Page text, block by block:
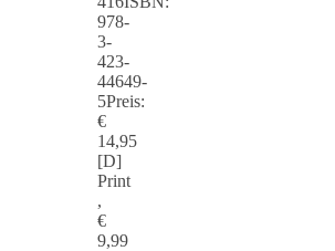
978-
3-
423-
44649-
5Preis:
€
14,95
[D]
Print
,
€
9,99